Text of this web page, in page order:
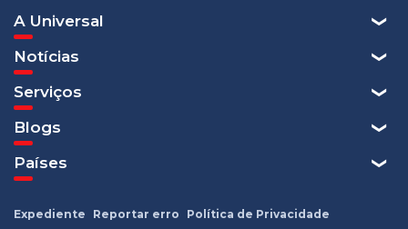
A Universal
Notícias
Serviços
Blogs
Países
Expediente Reportar erro Política de Privacidade